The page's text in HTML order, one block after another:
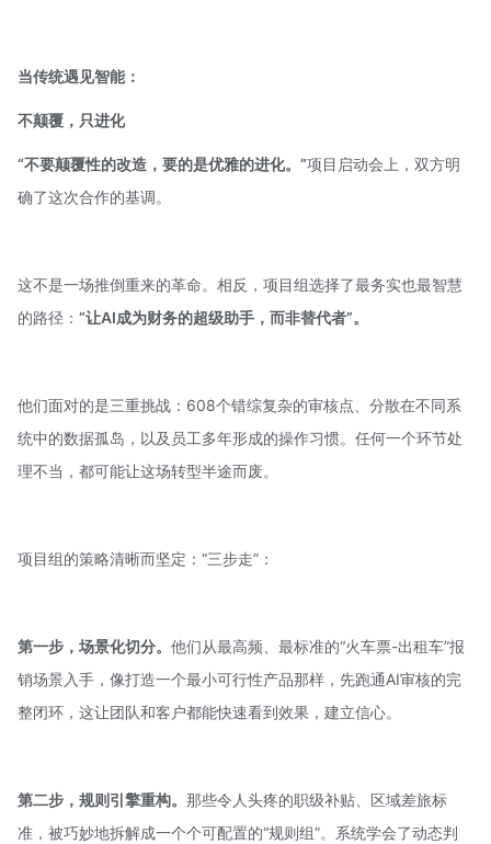
当传统遇见智能：
不颠覆，只进化
“不要颠覆性的改造，要的是优雅的进化。”项目启动会上，双方明
确了这次合作的基调。
这不是一场推倒重来的革命。相反，项目组选择了最务实也最智慧
的路径： “让AI成为财务的超级助手，而非替代者”。
他们面对的是三重挑战：608个错综复杂的审核点、分散在不同系
统中的数据孤岛，以及员工多年形成的操作习惯。任何一个环节处
理不当，都可能让这场转型半途而废。
项目组的策略清晰而坚定：“三步走”：
第一步，场景化切分。 他们从最高频、最标准的“火车票-出租车”报
销场景入手，像打造一个最小可行性产品那样，先跑通AI审核的完
整闭环，这让团队和客户都能快速看到效果，建立信心。
第二步，规则引擎重构。 那些令人头疼的职级补贴、区域差旅标
准，被巧妙地拆解成一个个可配置的“规则组”。系统学会了动态判